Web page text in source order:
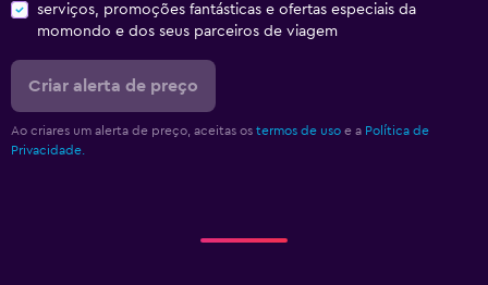
serviços, promoções fantásticas e ofertas especiais da
momondo e dos seus parceiros de viagem
Criar alerta de preço
Ao criares um alerta de preço, aceitas os termos de uso e a Política de
Privacidade.